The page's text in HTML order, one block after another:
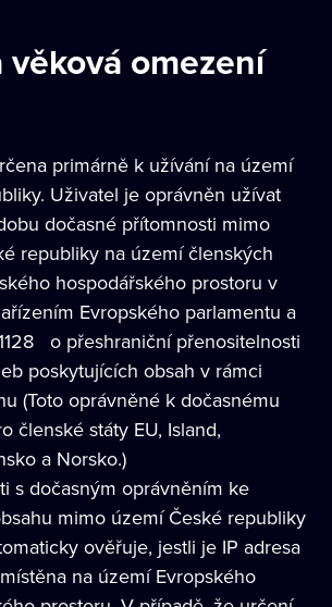
věková omezení
primárně k užívání na území
Uživatel je oprávněn užívat
dočasné přítomnosti mimo
republiky na území členských
hospodářského prostoru v
Evropského parlamentu a
o přeshraniční přenositelnosti
poskytujících obsah v rámci
(Toto oprávněné k dočasnému
členské státy EU, Island,
a Norsko.)
s dočasným oprávněním ke
mimo území České republiky
ověřuje, jestli je IP adresa
na území Evropského